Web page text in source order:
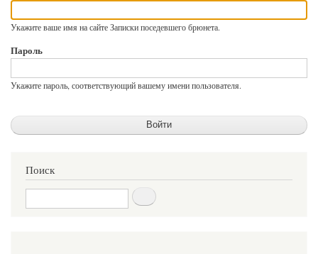
Укажите ваше имя на сайте Записки поседевшего брюнета.
Пароль
Укажите пароль, соответствующий вашему имени пользователя.
Поиск
Поиск